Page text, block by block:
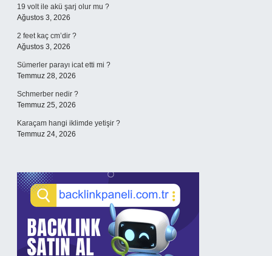
19 volt ile akü şarj olur mu ?
Ağustos 3, 2026
2 feet kaç cm’dir ?
Ağustos 3, 2026
Sümerler parayı icat etti mi ?
Temmuz 28, 2026
Schmerber nedir ?
Temmuz 25, 2026
Karaçam hangi iklimde yetişir ?
Temmuz 24, 2026